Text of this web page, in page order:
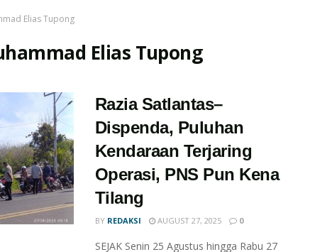
Elias Tupong
Elias Tupong
Razia Satlantas–
Dispenda, Puluhan
Kendaraan Terjaring
Operasi, PNS Pun Kena
Tilang
BY REDAKSI AUGUST 27, 2025 0
SEJAK Senin 25 Agustus hingga Rabu 27